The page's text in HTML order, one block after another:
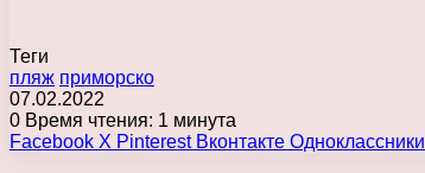
Теги
пляж приморско
07.02.2022
0 Время чтения: 1 минута
Facebook X Pinterest Вконтакте Одноклассники